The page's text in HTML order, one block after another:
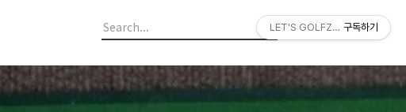
LET'S GOLFZON구독하기